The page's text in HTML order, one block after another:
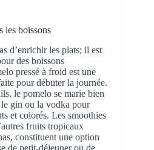
les boissons
d’enrichir les plats; il est
des boissons
pressé à froid est une
pour débuter la journée.
le pomelo se marie bien
gin ou la vodka pour
et colorés. Les smoothies
fruits tropicaux
constituent une option
de petit-déjeuner ou de